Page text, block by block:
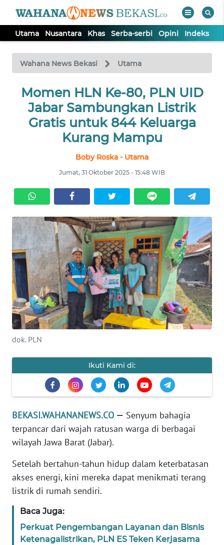
Utama Nusantara Khas Serba-serbi Opini Indeks
Wahana News Bekasi Utama
Momen HLN Ke-80, PLN UID
Jabar Sambungkan Listrik
Gratis untuk 844 Keluarga
Kurang Mampu
Boby Roska - Utama
Jumat, 31 Oktober 2025 - 15:48 WIB
dok. PLN
Ikuti Kami di:
BEKASI.WAHANANEWS.CO — Senyum bahagia
terpancar dari wajah ratusan warga di berbagai
wilayah Jawa Barat (Jabar).
Setelah bertahun-tahun hidup dalam keterbatasan
akses energi, kini mereka dapat menikmati terang
listrik di rumah sendiri.
Baca Juga:
Perkuat Pengembangan Layanan dan Bisnis
Ketenagalistrikan, PLN ES Teken Kerjasama
TV
Tutup
UTAMA
NUSANTARA
SERBI
OPINI
Informasi
INDEKS
BERITA
KONTAK
KAMI
INFO
TENTANG
PEDOMAN
MEDIA
SIBER
REDAKSI
DISCLAIMER
Wahana